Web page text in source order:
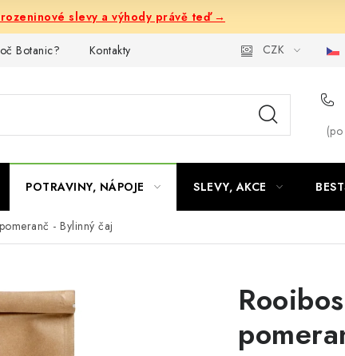
slevy a výhody právě teď →
Botanic? Kontakty CZK
POTRAVINY, NÁPOJE SLEVY, AKCE
- Bylinný čaj